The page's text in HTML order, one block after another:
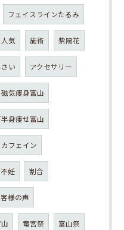
フェイスラインたるみ
人気 施術 紫陽花
い アクセサリー
磁気痩身富山
身痩せ富山
カフェイン
不妊 割合
様の声
竜宮祭 富山祭